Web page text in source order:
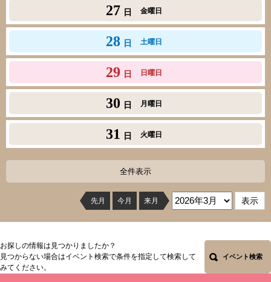
27 日 金曜日
28 日 土曜日
29 日 日曜日
30 日 月曜日
31 日 火曜日
全件表示
先月 今月 来月
お探しの情報は見つかりましたか？
見つからない場合はイベント検索で条件を指定して検索して
みてください。
イベント検索